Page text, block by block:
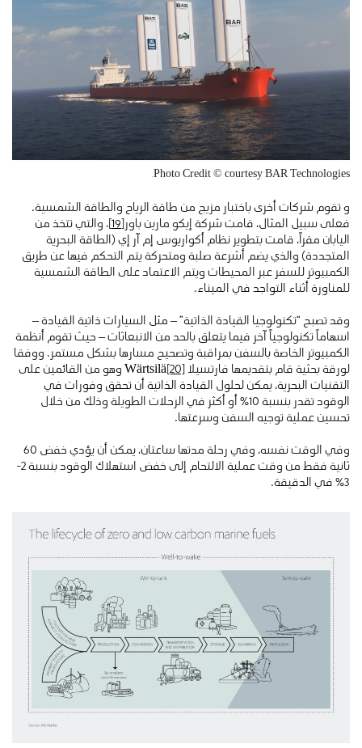
Photo Credit © courtesy BAR Technologies.
و تقوم شركات أخرى باختبار مزيج من طاقة الرياح والطاقة الشمسية.
فعلى سبيل المثال، قامت شركة إيكو مارين باور[19]
، والتي تتخذ من
اليابان مقراً، قامت بتطوير نظام أكواريوس إم آر إي (الطاقة البحرية
المتجددة) والذي يضم أشرعة صلبة ومتحركة يتم التحكم فيها عن طريق
الكمبيوتر للسفر عبر المحيطات ويتم الاعتماد على الطاقة الشمسية
للمناورة أثناء التواجد في الميناء.
وقد تصبح “تكنولوجيا القيادة الذاتية” – مثل السيارات ذاتية القيادة –
اسهاماً تكنولوجياً آخر فيما يتعلق بالحد من الانبعاثات – حيث تقوم أنظمة
الكمبيوتر الخاصة بالسفن بمراقبة وتصحيح مسارها بشكل مستمر. ووفقا
لورقة بحثية قام بتقديمها فارتسيلا Wärtsilä[20]
وهو من القائمين على
التقنيات البحرية، يمكن لحلول القيادة الذاتية أن تحقق وفورات في
الوقود تقدر بنسبة 10٪ أو أكثر في الرحلات الطويلة وذلك من خلال
تحسين عملية توجيه السفن وسرعتها.
وفي الوقت نفسه، وفي رحلة مدتها ساعتان، يمكن أن يؤدي خفض 60
ثانية فقط من وقت عملية الالتحام إلى خفض استهلاك الوقود بنسبة 2-
3٪ في الدقيقة.